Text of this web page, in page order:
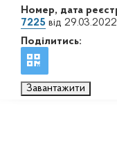
Номер, дата
7225 від 29.03.2022
Поділитись:
Завантажити